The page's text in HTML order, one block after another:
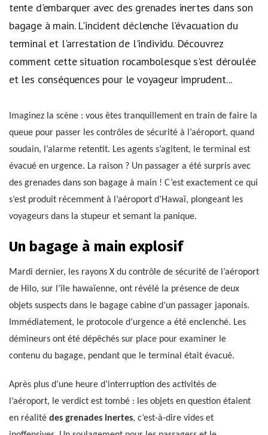
tente d'embarquer avec des grenades inertes dans son
bagage à main. L'incident déclenche l'évacuation du
terminal et l'arrestation de l'individu. Découvrez
comment cette situation rocambolesque s'est déroulée
et les conséquences pour le voyageur imprudent...
Imaginez la scène : vous êtes tranquillement en train de faire la
queue pour passer les contrôles de sécurité à l’aéroport, quand
soudain, l’alarme retentit. Les agents s’agitent, le terminal est
évacué en urgence. La raison ? Un passager a été surpris avec
des grenades dans son bagage à main ! C’est exactement ce qui
s’est produit récemment à l’aéroport d’Hawaï, plongeant les
voyageurs dans la stupeur et semant la panique.
Un bagage à main explosif
Mardi dernier, les rayons X du contrôle de sécurité de l’aéroport
de Hilo, sur l’île hawaïenne, ont révélé la présence de deux
objets suspects dans le bagage cabine d’un passager japonais.
Immédiatement, le protocole d’urgence a été enclenché. Les
démineurs ont été dépêchés sur place pour examiner le
contenu du bagage, pendant que le terminal était évacué.
Après plus d’une heure d’interruption des activités de
l’aéroport, le verdict est tombé : les objets en question étaient
en réalité des grenades inertes, c’est-à-dire vides et